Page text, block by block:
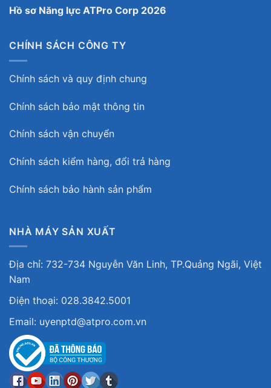
Hồ sơ Năng lực ATPro Corp 2026
CHÍNH SÁCH CÔNG TY
Chính sách và quy định chung
Chính sách bảo mật thông tin
Chính sách vận chuyển
Chính sách kiểm hàng, đổi trả hàng
Chính sách bảo hành sản phẩm
NHÀ MÁY SẢN XUẤT
Địa chỉ: 732-734 Nguyễn Văn Linh, TP.Quảng Ngãi, Việt
Nam
Điện thoại: 028.3842.5001
Email: uyenptd@atpro.com.vn